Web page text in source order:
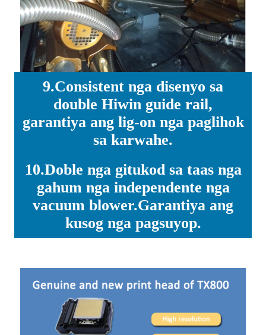
9.Consistent nga disenyo sa
double Hiwin guide rail,
garantiya ang lig-on nga paglihok
sa karwahe.
10.Doble nga gitukod sa taas nga
gahum nga independente nga
vacuum blower.Garantiya ang
kusog nga pagsuyop.